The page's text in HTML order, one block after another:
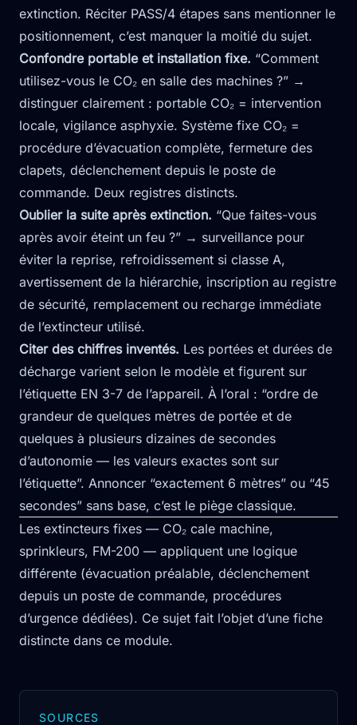
extinction. Réciter PASS/4 étapes sans mentionner le
positionnement, c’est manquer la moitié du sujet.
Confondre portable et installation fixe. “Comment
utilisez-vous le CO₂ en salle des machines ?” →
distinguer clairement : portable CO₂ = intervention
locale, vigilance asphyxie. Système fixe CO₂ =
procédure d’évacuation complète, fermeture des
clapets, déclenchement depuis le poste de
commande. Deux registres distincts.
Oublier la suite après extinction. “Que faites-vous
après avoir éteint un feu ?” → surveillance pour
éviter la reprise, refroidissement si classe A,
avertissement de la hiérarchie, inscription au registre
de sécurité, remplacement ou recharge immédiate
de l’extincteur utilisé.
Citer des chiffres inventés. Les portées et durées de
décharge varient selon le modèle et figurent sur
l’étiquette EN 3-7 de l’appareil. À l’oral : “ordre de
grandeur de quelques mètres de portée et de
quelques à plusieurs dizaines de secondes
d’autonomie — les valeurs exactes sont sur
l’étiquette”. Annoncer “exactement 6 mètres” ou “45
secondes” sans base, c’est le piège classique.
Les extincteurs fixes — CO₂ cale machine,
sprinkleurs, FM-200 — appliquent une logique
différente (évacuation préalable, déclenchement
depuis un poste de commande, procédures
d’urgence dédiées). Ce sujet fait l’objet d’une fiche
distincte dans ce module.
SOURCES